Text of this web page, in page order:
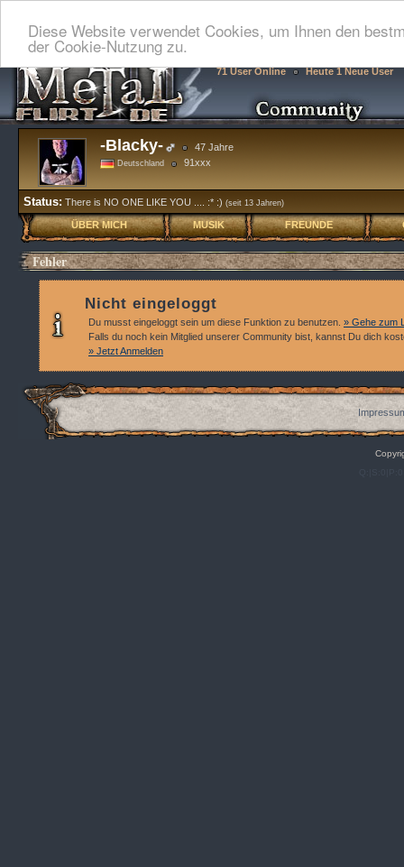
Diese Website verwendet Cookies, um Ihnen den
der Cookie-Nutzung zu.
71 User Online Heute 1 Neue User
-Blacky- 47 Jahre
Deutschland 91xxx
Status: There is NO ONE LIKE YOU .... :* :) (seit 13 Jahren)
ÜBER MICH MUSIK FREUNDE
Fehler
Nicht eingeloggt
Du musst eingeloggt sein um diese Funktion zu benutzen. » Gehe zum
Falls du noch kein Mitglied unserer Community bist, kannst Du dich
» Jetzt Anmelden